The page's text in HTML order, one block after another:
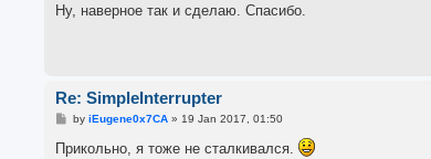
s
t
Ну, наверное так и сделаю. Спасибо.
Re: SimpleInterrupter
P
s
by iEugene0x7CA» 19 Jan 2017, 01:50
Прикольно, я тоже не сталкивался.